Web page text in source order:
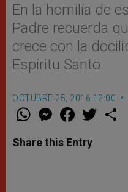
En la homilía de
Padre recuerda
crece con la
Espíritu Santo
OCTUBRE 25, 2016 12:00
W
t
s
M
e
s
e
F
a
e
b
w
Share this Entry